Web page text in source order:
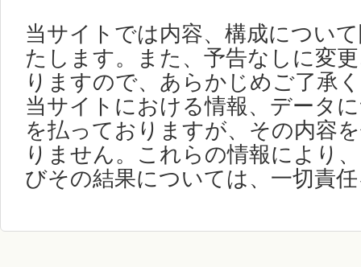
当サイトでは内容、構成につい
たします。また、予告なしに変
りますので、あらかじめご了承
当サイトにおける情報、データ
を払っておりますが、その内容
りません。これらの情報により
びその結果については、一切責